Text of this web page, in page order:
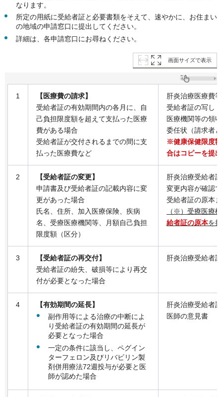
なります。
所定の用紙に受給者証と必要書類をそえて、速やかに、お住まい
の地域の申請窓口に提出してください。
詳細は、各申請窓口にお尋ねください。
画面サイズで表示
1
【医療費の請求】
受給者証の有効期間内の各月に、自
己負担限度額を超えて支払った医療
費がある場合
受給者証が交付されるまでの間に支
払った医療費など
肝炎治療医療費
受給者証の写し
医療機関等の領
委任状（請求者
※健康保健限度
合はコピーを提出
2
【受給者証の変更】
申請書及び受給者証の記載内容に変
更があった場合
氏名、住所、加入医療保険、疾病
名、受療医療機関等、月額自己負担
限度額（区分）
肝炎治療受給者
変更内容が確認
受給者証の原本
（※）受療医療
給者証の原本を
3
【受給者証の再交付】
受給者証の紛失、破損等により再交
付が必要となった場合
肝炎治療受給者
4
【有効期間の延長】
副作用等による治療の中断によ
り受給者証の有効期間の延長が
必要となった場合
一定の条件に該当し、ペグイン
ターフェロン及びリバビリン製
剤併用療法72週投与が必要と医
師が認めた場合
肝炎治療受給者
医師の意見書